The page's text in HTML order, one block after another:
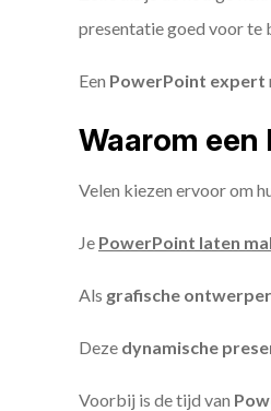
presentatie goed voor te
Een PowerPoint expert
Waarom
Velen kiezen ervoor om
Je PowerPoint laten
Als grafische
Deze dynamische
Voorbij is de tijd van